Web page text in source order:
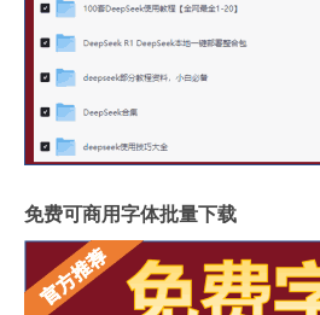
免费可商用字体批量下载